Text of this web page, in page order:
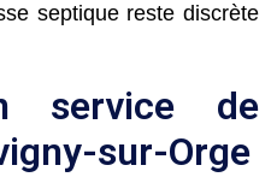
septique reste discrète
service de
sur-Orge